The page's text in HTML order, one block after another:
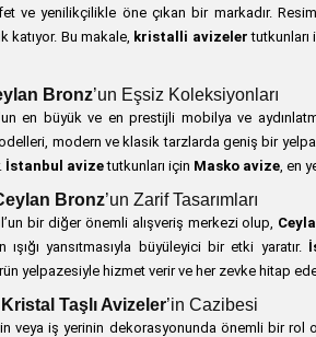
ve yenilikçilikle öne çıkan bir markadır.
katıyor. Bu makale, kristalli avizeler tutkunları
Bronz’un Eşsiz Koleksiyonları
en büyük ve en prestijli mobilya ve
modern ve klasik tarzlarda geniş bir
İstanbul avizetutkunları için Masko avize, en
Bronz’un Zarif Tasarımları
bir diğer önemli alışveriş merkezi olup,
ışığı yansıtmasıyla büyüleyici bir etki yaratır.
yelpazesiyle hizmet verir ve her zevke hitap
Kristal Taşlı Avizeler’in Cazibesi
veya iş yerinin dekorasyonunda önemli bir rol